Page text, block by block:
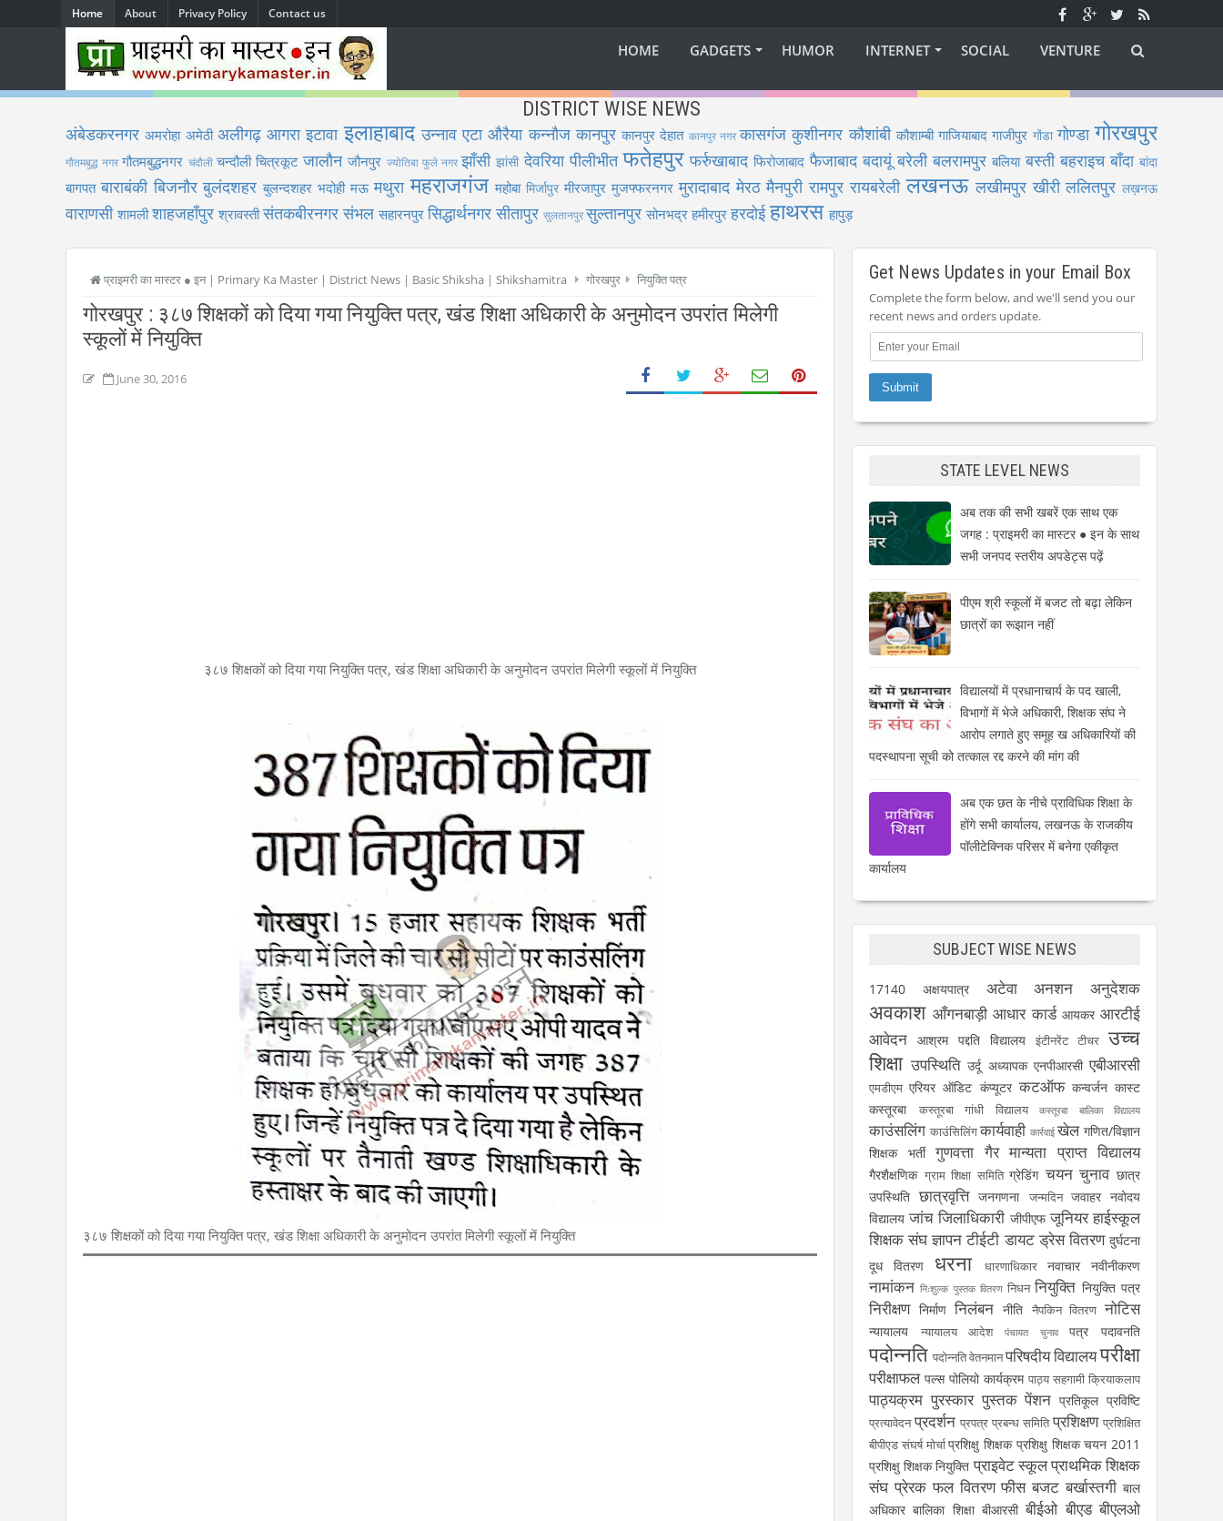
Home About Privacy Policy Contact us
HOME GADGETS HUMOR INTERNET SOCIAL VENTURE
DISTRICT WISE NEWS
अंबेडकरनगर अमरोहा अमेठी अलीगढ़ आगरा इटावा इलाहाबाद उन्नाव एटा औरैया कन्नौज कानपुर कानपुर देहात कानपुर नगर कासगंज कुशीनगर कौशांबी कौशाम्बी गाजियाबाद गाजीपुर गोंडा गोण्डा गोरखपुर
गौतमबुद्ध नगर गौतमबुद्धनगर चंदौली चन्दौली चित्रकूट जालौन जौनपुर ज्योतिबा फुले नगर झाँसी झांसी देवरिया पीलीभीत फतेहपुर फर्रुखाबाद फिरोजाबाद फैजाबाद बदायूं बरेली बलरामपुर बलिया बस्ती बहराइच बाँदा बांदा
बागपत बाराबंकी बिजनौर बुलंदशहर बुलन्दशहर भदोही मऊ मथुरा महराजगंज महोबा मिर्जापुर मीरजापुर मुजफ्फरनगर मुरादाबाद मेरठ मैनपुरी रामपुर रायबरेली लखनऊ लखीमपुर खीरी ललितपुर लख़नऊ
वाराणसी शामली शाहजहाँपुर श्रावस्ती संतकबीरनगर संभल सहारनपुर सिद्धार्थनगर सीतापुर सुलतानपुरसुल्तानपुर सोनभद्र हमीरपुर हरदोई हाथरस हापुड़
प्राइमरी का मास्टर ● इन | Primary Ka Master | District News | Basic Shiksha | Shikshamitra गोरखपुर नियुक्ति पत्र
गोरखपुर : ३८७ शिक्षकों को दिया गया नियुक्ति पत्र, खंड शिक्षा अधिकारी के अनुमोदन उपरांत मिलेगी
स्कूलों में नियुक्ति
June 30, 2016
३८७ शिक्षकों को दिया गया नियुक्ति पत्र, खंड शिक्षा अधिकारी के अनुमोदन उपरांत मिलेगी स्कूलों में नियुक्ति
३८७ शिक्षकों को दिया गया नियुक्ति पत्र, खंड शिक्षा अधिकारी के अनुमोदन उपरांत मिलेगी स्कूलों में नियुक्ति
Get News Updates in your Email Box
Complete the form below, and we'll send you our
recent news and orders update.
STATE LEVEL NEWS
अब तक की सभी खबरें एक साथ एक
जगह : प्राइमरी का मास्टर ● इन के साथ
सभी जनपद स्तरीय अपडेट्स पढ़ें
पीएम श्री स्कूलों में बजट तो बढ़ा लेकिन
छात्रों का रूझान नहीं
विद्यालयों में प्रधानाचार्य के पद खाली,
विभागों में भेजे अधिकारी, शिक्षक संघ ने
आरोप लगाते हुए समूह ख अधिकारियों की
पदस्थापना सूची को तत्काल रद्द करने की मांग की
अब एक छत के नीचे प्राविधिक शिक्षा के
होंगे सभी कार्यालय, लखनऊ के राजकीय
पॉलीटेक्निक परिसर में बनेगा एकीकृत
कार्यालय
SUBJECT WISE NEWS
17140 अक्षयपात्र अटेवा अनशन अनुदेशक
अवकाश आँगनबाड़ी आधार कार्ड आयकर आरटीई
आवेदन आश्रम पद्दति विद्यालय इंटीनरेंट टीचर उच्च
शिक्षा उपस्थिति उर्दू अध्यापक एनपीआरसी एबीआरसी
एमडीएम एरियर ऑडिट कंप्यूटर कटऑफ कन्वर्जन कास्ट
कस्तूरबा
कस्तूरबा गांधी विद्यालय कस्तूरबा बालिका विद्यालय
काउंसलिंग काउंसिलिंग कार्यवाही कार्रवाई खेल गणित/विज्ञान
शिक्षक भर्ती
गुणवत्ता गैर मान्यता प्राप्त विद्यालय
गैरशैक्षणिक ग्राम शिक्षा समिति ग्रेडिंग चयन चुनाव छात्र
उपस्थिति छात्रवृत्ति जनगणना जन्मदिन जवाहर नवोदय
विद्यालय जांच जिलाधिकारी जीपीएफ जूनियर हाईस्कूल
शिक्षक संघ ज्ञापन टीईटी डायट ड्रेस वितरण दुर्घटना
दूध वितरण
धरना धारणाधिकार नवाचार नवीनीकरण
नामांकन निःशुल्क पुस्तक वितरण निधन नियुक्ति नियुक्ति पत्र
निरीक्षण निर्माण निलंबन नीति नैपकिन वितरण नोटिस
न्यायालय न्यायालय आदेश पंचायत चुनाव पत्र पदावनति
पदोन्नति पदोन्नति वेतनमानपरिषदीय विद्यालयपरीक्षा
परीक्षाफल पल्स पोलियो कार्यक्रम पाठ्य सहगामी क्रियाकलाप
पाठ्यक्रम पुरस्कार पुस्तक पेंशन प्रतिकूल प्रविष्टि
प्रत्यावेदन प्रदर्शन प्रपत्र प्रबन्ध समिति प्रशिक्षण प्रशिक्षित
बीपीएड संघर्ष मोर्चा प्रशिक्षु शिक्षक प्रशिक्षु शिक्षक चयन 2011
प्रशिक्षु शिक्षक नियुक्ति प्राइवेट स्कूलप्राथमिक शिक्षक
संघ प्रेरक फल वितरण फीस बजट बर्खास्तगी बाल
अधिकार बालिका शिक्षा बीआरसी बीईओ बीएड बीएलओ